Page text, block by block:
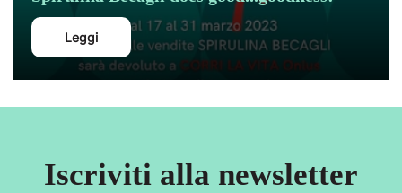
Leggi
Iscriviti alla newsletter